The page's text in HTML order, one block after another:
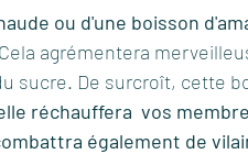
ou d'une boisson
Cela agrémentera
sucre. De surcroît, cette
réchauffera  vos
également de